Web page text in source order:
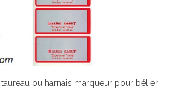
ou harnais marqueur pour bélier